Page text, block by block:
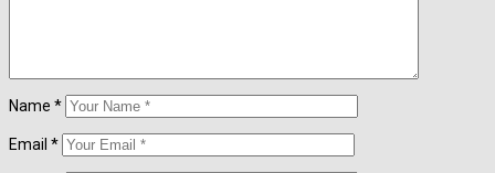
Name *
Email *